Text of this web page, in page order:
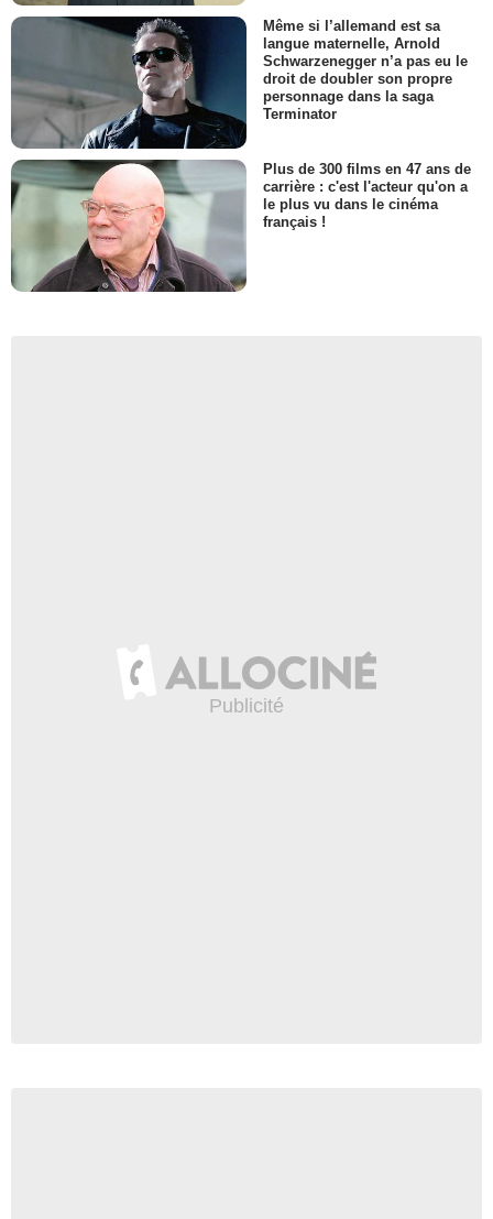
Même si l’allemand est sa
langue maternelle, Arnold
Schwarzenegger n’a pas eu le
droit de doubler son propre
personnage dans la saga
Terminator
Plus de 300 films en 47 ans de
carrière : c'est l'acteur qu'on a
le plus vu dans le cinéma
français !